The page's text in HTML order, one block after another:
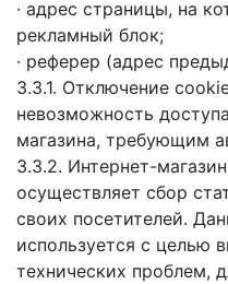
· адрес страницы, на
рекламный блок;
· реферер (адрес
3.3.1. Отключение
невозможность
магазина, требующим
3.3.2. Интернет-
осуществляет сбор
своих посетителей.
используется с целью
технических проблем,